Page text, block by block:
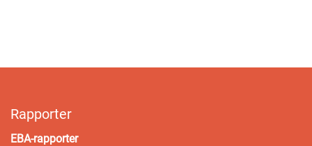
Rapporter
EBA-rapporter